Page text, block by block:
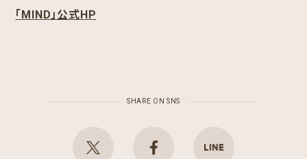
「MIND」公式HP
SHARE ON SNS